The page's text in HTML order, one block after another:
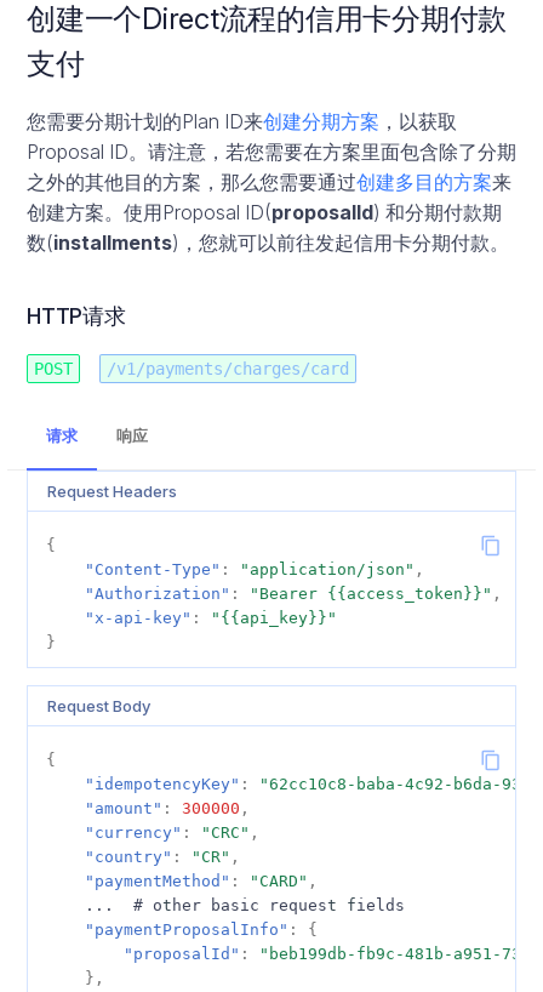
哥伦比亚
智利
秘鲁
银行转账
取消未完成的支付 Fintoc
HTTP Headers 字段说明
Request Body 字段说明
对象字段说明
创建一个Direct流程的信用卡分期付款
支付
您需要分期计划的Plan ID来创建分期方案 ，以获取
Proposal ID。请注意，若您需要在方案里面包含除了分期
之外的其他目的方案，那么您需要通过创建多目的方案来
创建方案。使用Proposal ID(proposalId) 和分期付款期
数(installments)，您就可以前往发起信用卡分期付款。
HTTP请求
POST /v1/payments/charges/card
请求 响应
Request Headers
{
"Content-Type" : "application/json" ,
"Authorization" : "Bearer {{access_token}}" ,
"x-api-key" :
"{{api_key}}"
}
Request Body
{
"idempotencyKey" :
"62cc10c8-baba-4c92-b6da-
"amount" : 300000 ,
"currency" : "CRC" ,
"country" : "CR" ,
"paymentMethod" : "CARD" ,
...
# ot her basic request fields
"paymentProposalInfo" :
{
"proposalId" :
"beb199db-fb9c-481b-a951-
},